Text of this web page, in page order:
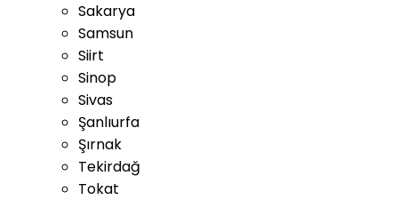
Sakarya
Samsun
Siirt
Sinop
Sivas
Şanlıurfa
Şırnak
Tekirdağ
Tokat